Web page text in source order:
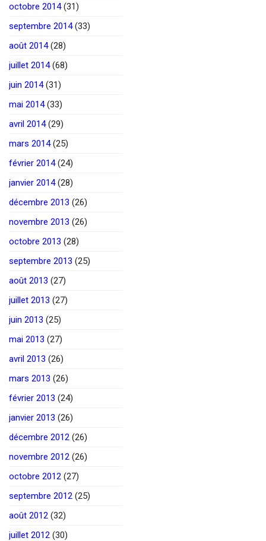
octobre 2014(31)
septembre 2014(33)
août 2014(28)
juillet 2014(68)
juin 2014(31)
mai 2014(33)
avril 2014(29)
mars 2014(25)
février 2014(24)
janvier 2014(28)
décembre 2013 (26)
novembre 2013 (26)
octobre 2013 (28)
septembre 2013 (25)
août 2013 (27)
juillet 2013 (27)
juin 2013 (25)
mai 2013 (27)
avril 2013 (26)
mars 2013 (26)
février 2013 (24)
janvier 2013 (26)
décembre 2012 (26)
novembre 2012 (26)
octobre 2012 (27)
septembre 2012 (25)
août 2012 (32)
juillet 2012 (30)